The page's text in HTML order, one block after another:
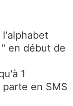
l'alphabet
" en début de
1
en SMS